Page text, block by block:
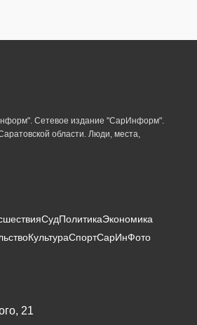
Сетевое издание "СарИнформ".
области. Люди, места,
СудПолитикаЭкономика
КультураСпортСарИнФото
21